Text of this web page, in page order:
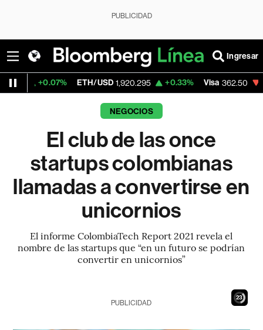
PUBLICIDAD
Ingresar
ETH/USD 1,920.295 +0.33% Visa 362.50 -2.15%
NEGOCIOS
El club de las once
startups colombianas
llamadas a convertirse en
unicornios
El informe ColombiaTech Report 2021 revela el
nombre de las startups que “en un futuro se podrían
convertir en unicornios”
21
PUBLICIDAD